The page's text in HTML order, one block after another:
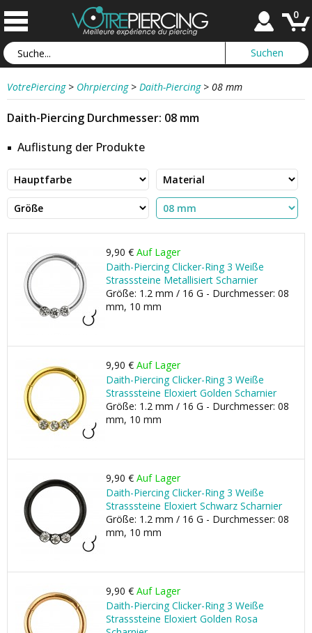
0
VotrePiercing > Ohrpiercing > Daith-Piercing > 08 mm
Daith-Piercing Durchmesser: 08 mm
Auflistung der Produkte
9,90 € Auf Lager
Daith-Piercing Clicker-Ring 3 Weiße
Strasssteine Metallisiert Scharnier
Größe: 1.2 mm / 16 G - Durchmesser: 08
mm, 10 mm
9,90 € Auf Lager
Daith-Piercing Clicker-Ring 3 Weiße
Strasssteine Eloxiert Golden Scharnier
Größe: 1.2 mm / 16 G - Durchmesser: 08
mm, 10 mm
9,90 € Auf Lager
Daith-Piercing Clicker-Ring 3 Weiße
Strasssteine Eloxiert Schwarz Scharnier
Größe: 1.2 mm / 16 G - Durchmesser: 08
mm, 10 mm
9,90 € Auf Lager
Daith-Piercing Clicker-Ring 3 Weiße
Strasssteine Eloxiert Golden Rosa